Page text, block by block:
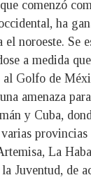
comenzó
ha
noroeste. Se
a medida
Golfo de
amenaza
y Cuba,
La
Juventud, de